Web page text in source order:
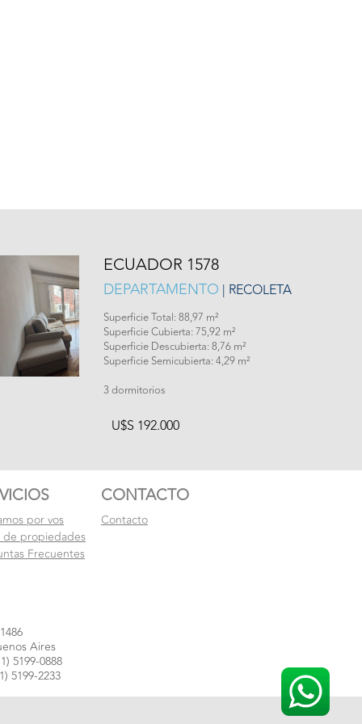
ECUADOR 1578
DEPARTAMENTO | RECOLETA
Superficie Total: 88,97 m²
Superficie Cubierta: 75,92 m²
Superficie Descubierta: 8,76 m²
Superficie Semicubierta: 4,29 m²
3 dormitorios
U$S 192.000
por vos
de propiedades
Frecuentes
CONTACTO
Contacto
Aires
5199-0888
5199-2233